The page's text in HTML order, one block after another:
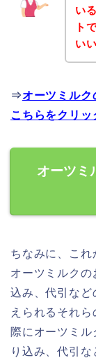
い
ト
い
⇒オーツミルク
こちらをクリッ
オーツミ
ちなみに、これ
オーツミルクの
込み、代引など
えられるそれ
際にオーツミル
り込み、代引な